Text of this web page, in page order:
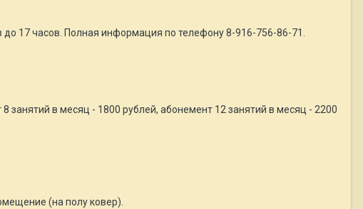
до 17 часов. Полная информация по телефону 8-916-756-86-71.
занятий в месяц - 1800 рублей, абонемент 12 занятий в месяц - 2200
(на полу ковер).